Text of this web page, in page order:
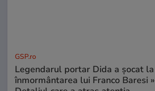
GSP.ro
Legendarul portar Dida a șocat la
înmormântarea lui Franco Baresi »